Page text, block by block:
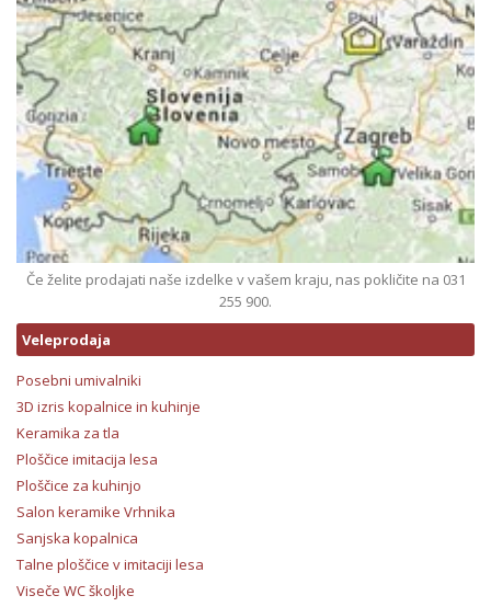
Če želite prodajati naše izdelke v vašem kraju, nas pokličite na 031
255 900.
Veleprodaja
Posebni umivalniki
3D izris kopalnice in kuhinje
Keramika za tla
Ploščice imitacija lesa
Ploščice za kuhinjo
Salon keramike Vrhnika
Sanjska kopalnica
Talne ploščice v imitaciji lesa
Viseče WC školjke